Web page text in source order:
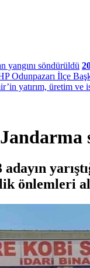
yangını söndürüldü
Odunpazarı İlçe
yatırım, üretim ve
önlemleri